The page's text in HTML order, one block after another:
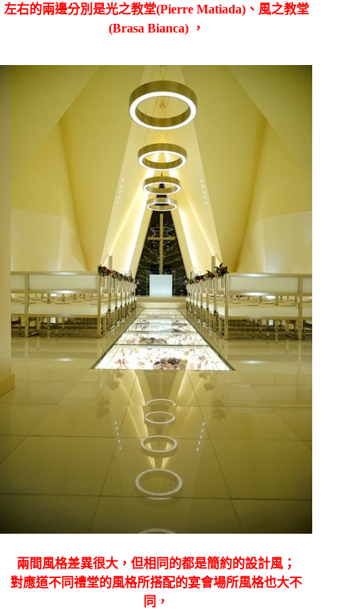
左右的兩邊分別是光之教堂(Pierre Matiada)、風之教堂
(Brasa Bianca) ，
兩間風格差異很大，但相同的都是簡約的設計風；
對應道不同禮堂的風格所搭配的宴會場所風格也大不
同，